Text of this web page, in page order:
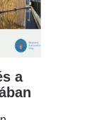
a